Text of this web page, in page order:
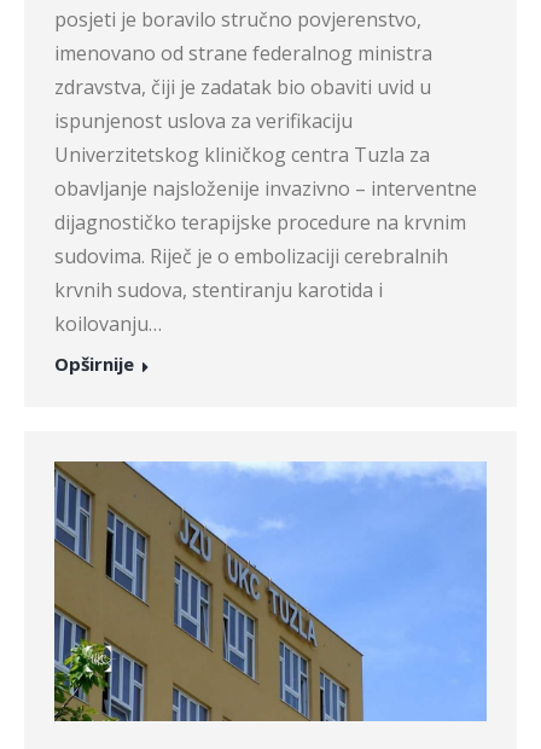
posjeti je boravilo stručno povjerenstvo,
imenovano od strane federalnog ministra
zdravstva, čiji je zadatak bio obaviti uvid u
ispunjenost uslova za verifikaciju
Univerzitetskog kliničkog centra Tuzla za
obavljanje najsloženije invazivno – interventne
dijagnostičko terapijske procedure na krvnim
sudovima. Riječ je o embolizaciji cerebralnih
krvnih sudova, stentiranju karotida i
koilovanju…
Opširnije